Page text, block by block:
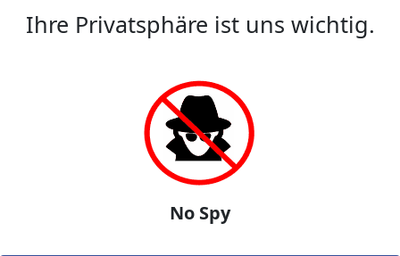
Ihre Privatsphäre ist uns wichtig.
No Spy